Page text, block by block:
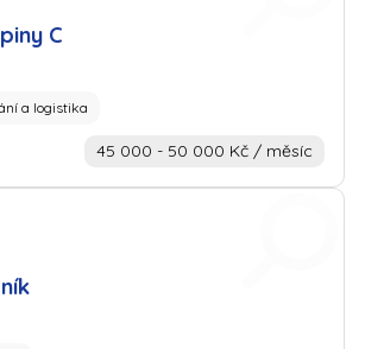
C
a logistika
45 000 - 50 000 Kč / měsíc
práce